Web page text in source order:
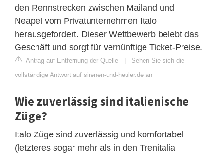
den Rennstrecken zwischen Mailand und
Neapel vom Privatunternehmen Italo
herausgefordert. Dieser Wettbewerb belebt das
Geschäft und sorgt für vernünftige Ticket-Preise.
Antrag auf Entfernung der Quelle | Sehen Sie sich die
vollständige Antwort auf sirenen-und-heuler.de an
Wie zuverlässig sind italienische
Züge?
Italo Züge sind zuverlässig und komfortabel
(letzteres sogar mehr als in den Trenitalia